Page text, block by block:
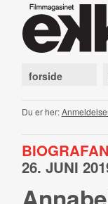
forside
Du er her:
26. JUNI